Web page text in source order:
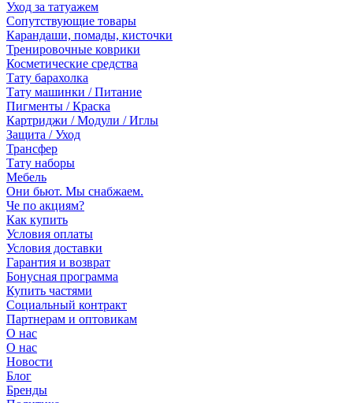
Уход за татуажем
Сопутствующие товары
Карандаши, помады, кисточки
Тренировочные коврики
Косметические средства
Тату барахолка
Тату машинки / Питание
Пигменты / Краска
Картриджи / Модули / Иглы
Защита / Уход
Трансфер
Тату наборы
Мебель
Они бьют. Мы снабжаем.
Че по акциям?
Как купить
Условия оплаты
Условия доставки
Гарантия и возврат
Бонусная программа
Купить частями
Социальный контракт
Партнерам и оптовикам
О нас
О нас
Новости
Блог
Бренды